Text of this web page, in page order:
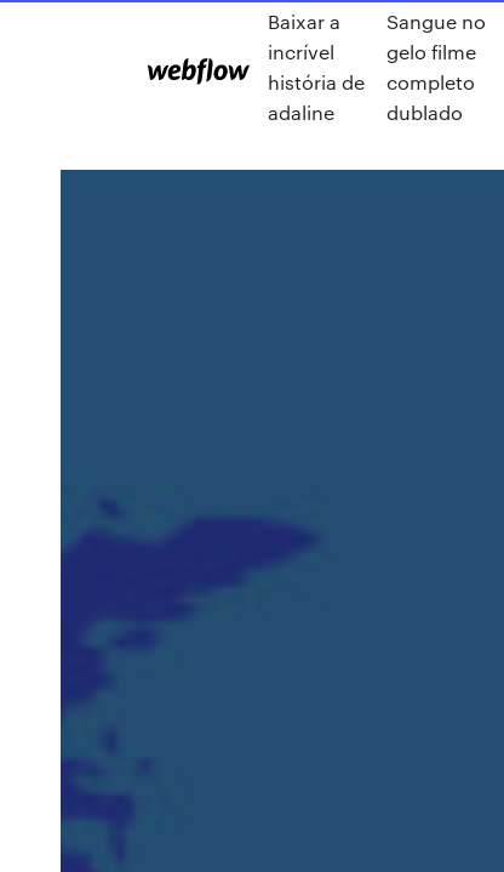
Baixar a
incrível
história de
adaline
Sangue no
gelo filme
completo
dublado